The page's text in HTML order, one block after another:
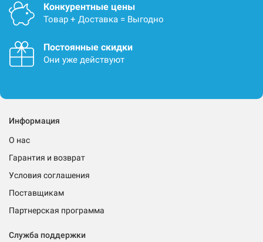
Конкурентные цены
Товар + Доставка = Выгодно
Постоянные скидки
Они уже действуют
Информация
О нас
Гарантия и возврат
Условия соглашения
Поставщикам
Партнерская программа
Служба поддержки